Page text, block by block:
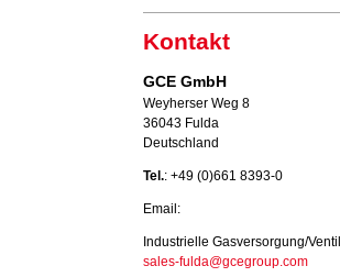
Kontakt
GCE GmbH
Weyherser Weg 8
36043 Fulda
Deutschland
Tel.: +49 (0)661 8393-0
Email:
Industrielle Gasversorgung/
sales-fulda@gcegroup.com